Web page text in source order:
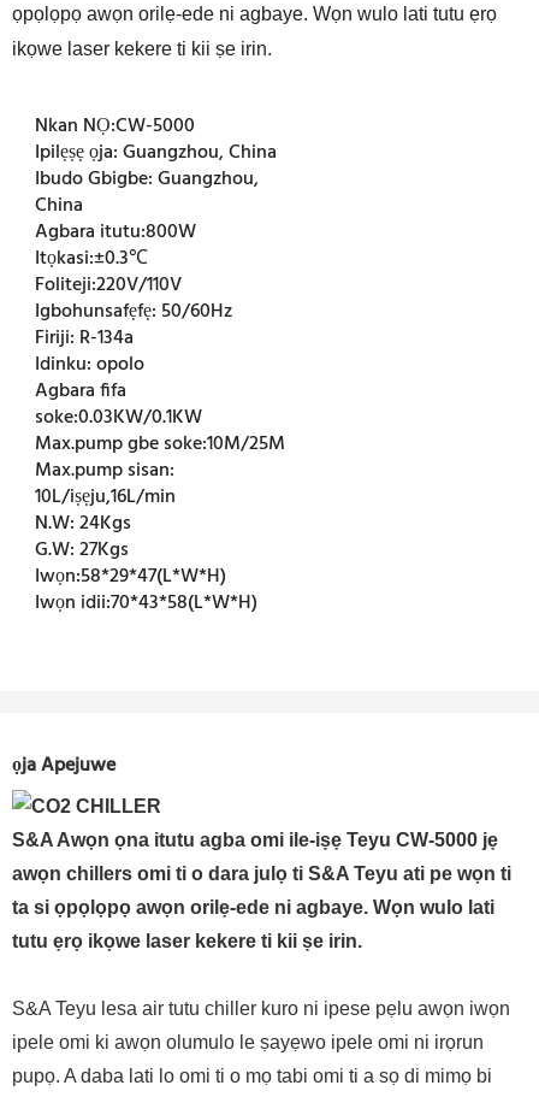
ọpọlọpọ awọn orilẹ-ede ni agbaye. Wọn wulo lati tutu ẹrọ
ikọwe laser kekere ti kii ṣe irin.
Nkan NỌ:CW-5000
Ipilẹṣẹ ọja:Guangzhou, China
Ibudo Gbigbe:Guangzhou,
China
Agbara itutu:800W
Itọkasi:±0.3℃
Foliteji:220V/110V
Igbohunsafẹfẹ:50/60Hz
Firiji: R-134a
Idinku:opolo
Agbara fifa
soke:0.03KW/0.1KW
Max.pump gbe soke:10M/25M
Max.pump sisan:
10L/iṣẹju,16L/min
N.W:24Kgs
G.W:27Kgs
Iwọn:58*29*47(L*W*H)
Iwọn idii:70*43*58(L*W*H)
ọja Apejuwe
S&A Awọn ọna itutu agba omi ile-iṣẹ Teyu CW-5000 jẹ
awọn chillers omi ti o dara julọ ti S&A Teyu ati pe wọn ti
ta si ọpọlọpọ awọn orilẹ-ede ni agbaye. Wọn wulo lati
tutu ẹrọ ikọwe laser kekere ti kii ṣe irin.
S&A Teyu lesa air tutu chiller kuro ni ipese pẹlu awọn iwọn
ipele omi ki awọn olumulo le ṣayẹwo ipele omi ni irọrun
pupọ. A daba lati lo omi ti o mọ tabi omi ti a sọ di mimọ bi